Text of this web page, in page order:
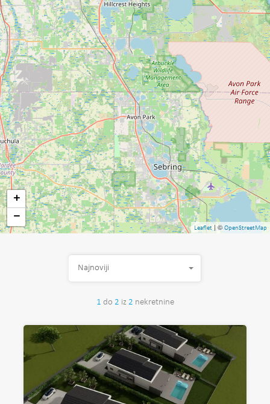
+
−
Leaflet | ©OpenStreetMap
1 do 2 iz 2 nekretnine
Najnoviji